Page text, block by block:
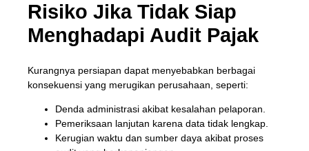
Risiko Jika Tidak Siap
Menghadapi Audit Pajak
Kurangnya persiapan dapat menyebabkan berbagai
konsekuensi yang merugikan perusahaan, seperti:
Denda administrasi akibat kesalahan pelaporan.
Pemeriksaan lanjutan karena data tidak lengkap.
Kerugian waktu dan sumber daya akibat proses